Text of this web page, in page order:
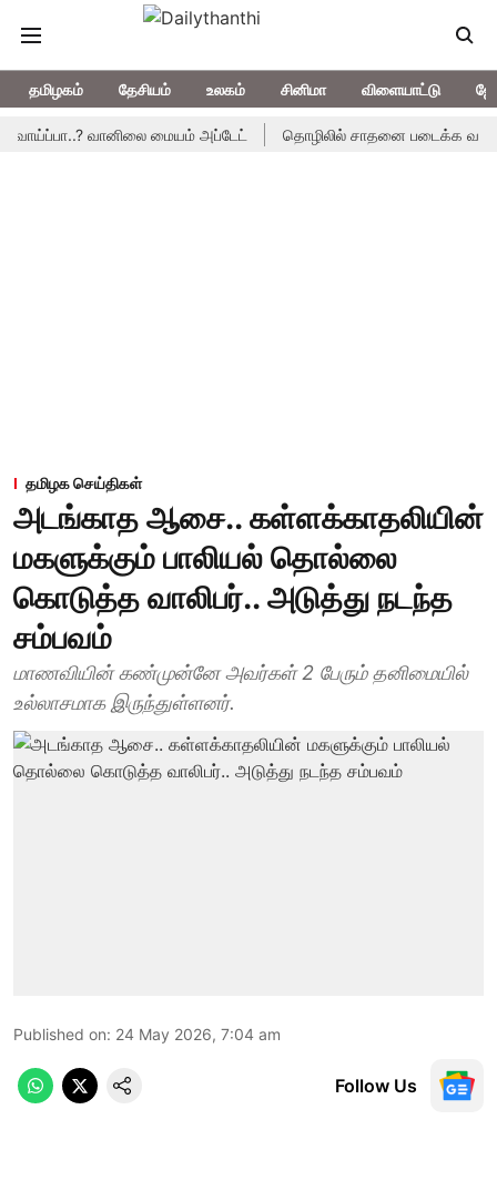
தமிழகம் தேசியம் உலகம் சினிமா விளையாட்டு
வானிலை மையம் அப்டேட் தொழிலில் சாதனை படைக்க வாய்ப்பு...
தமிழக செய்திகள்
அடங்காத ஆசை.. கள்ளக்காதலியின்
மகளுக்கும் பாலியல் தொல்லை
கொடுத்த வாலிபர்.. அடுத்து நடந்த
சம்பவம்
மாணவியின் கண்முன்னே அவர்கள் 2 பேரும் தனிமையில்
உல்லாசமாக இருந்துள்ளனர்.
Published on: 24 May 2026, 7:04 am
Follow Us